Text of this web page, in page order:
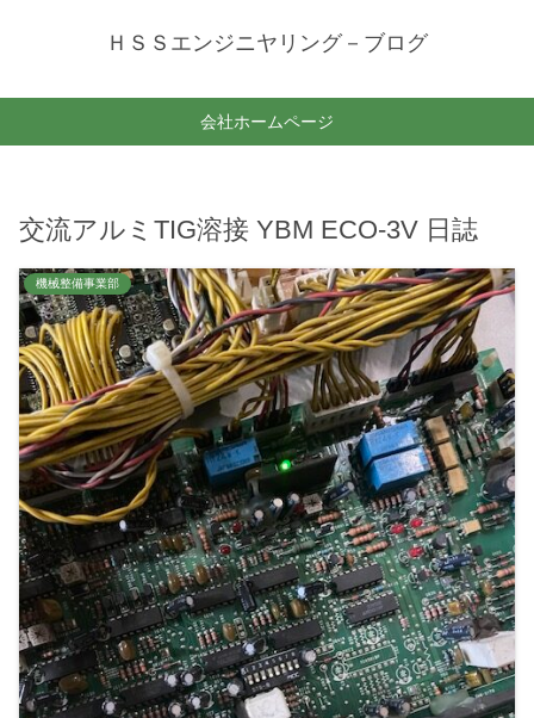
ＨＳＳエンジニヤリング－ブログ
会社ホームページ
交流アルミTIG溶接 YBM ECO-3V 日誌
機械整備事業部